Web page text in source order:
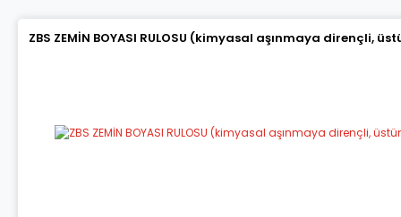
ZBS ZEMİN BOYASI RULOSU (kimyasal aşınmaya dirençli,